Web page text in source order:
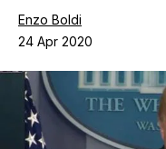
Contatti
Enzo Boldi
24 Apr 2020